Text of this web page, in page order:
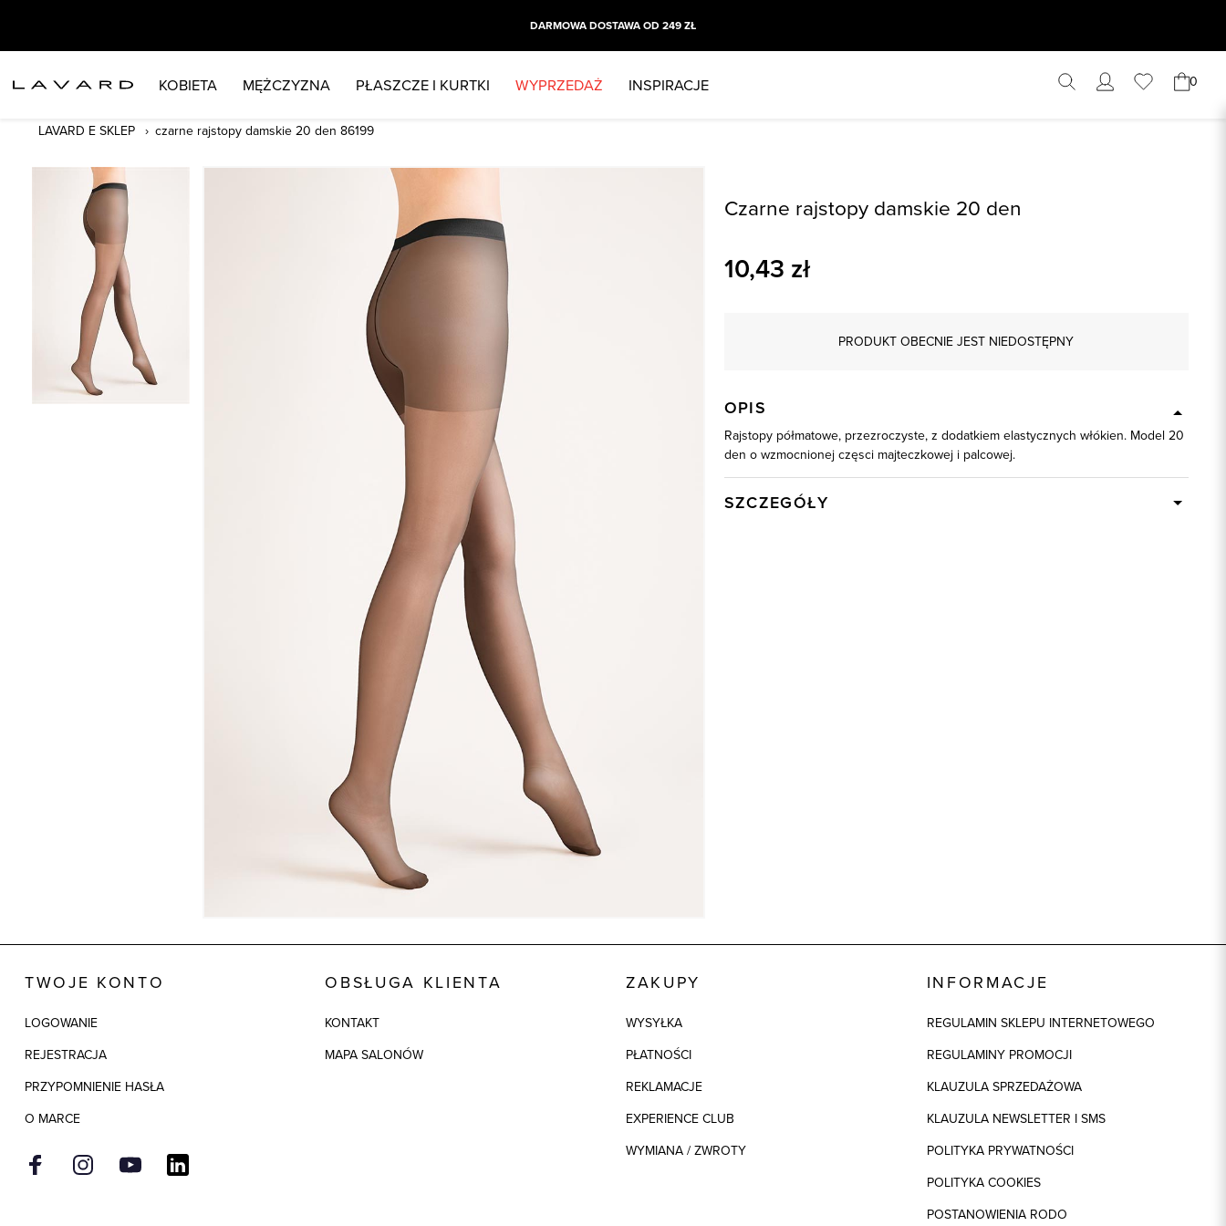
DARMOWA DOSTAWA OD 249 ZŁ
KOBIETA MĘŻCZYZNA PŁASZCZE I KURTKI WYPRZEDAŻ INSPIRACJE 0
LAVARD E SKLEP czarne rajstopy damskie 20 den 86199
Czarne rajstopy damskie 20 den
10,43 zł
PRODUKT OBECNIE JEST NIEDOSTĘPNY
OPIS
Rajstopy półmatowe, przezroczyste, z dodatkiem elastycznych włókien. Model 20
den o wzmocnionej częsci majteczkowej i palcowej.
SZCZEGÓŁY
TWOJE KONTO
LOGOWANIE
REJESTRACJA
PRZYPOMNIENIE HASŁA
O MARCE
OBSŁUGA KLIENTA
KONTAKT
MAPA SALONÓW
ZAKUPY
WYSYŁKA
PŁATNOŚCI
REKLAMACJE
EXPERIENCE CLUB
WYMIANA / ZWROTY
INFORMACJE
REGULAMIN SKLEPU INTERNETOWEGO
REGULAMINY PROMOCJI
KLAUZULA SPRZEDAŻOWA
KLAUZULA NEWSLETTER I SMS
POLITYKA PRYWATNOŚCI
POLITYKA COOKIES
POSTANOWIENIA RODO